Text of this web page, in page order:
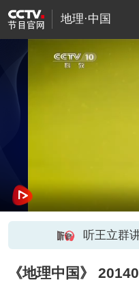
地理·中国
听王立群
《地理中国》